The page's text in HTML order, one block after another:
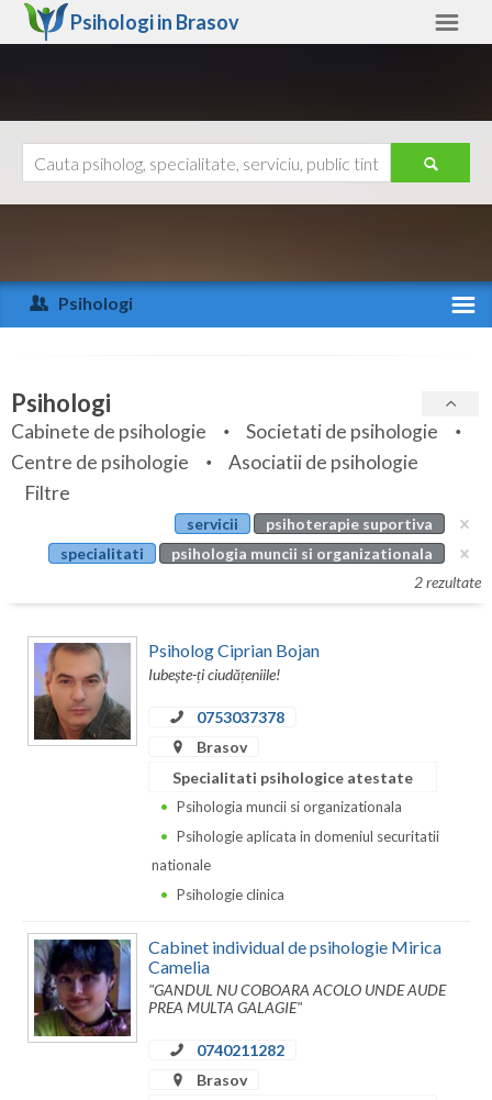
Psihologi in Brasov
Arad
Arges
Bihor
Bistrita-Nasaud
Botosani
Braila
Bucuresti
Buzau
Calarasi
Dambovita
Dolj
Galati
Ajutor
Psihologi
Specialitati
Servicii
Articole
Psihologi
Cabinete de psihologie
Societati de psihologie
Centre de psihologie
Asociatii de psihologie
Filtre
servicii
psihoterapie suportiva
specialitati
psihologia muncii si organizationala
2 rezultate
Psiholog Ciprian Bojan
Iubește-ți ciudățeniile!
0753037378
Brasov
Specialitati psihologice atestate
Psihologia muncii si organizationala
Psihologie aplicata in domeniul securitatii
nationale
Psihologie clinica
Cabinet individual de psihologie Mirica
Camelia
"GANDUL NU COBOARA ACOLO UNDE AUDE
PREA MULTA GALAGIE"
0740211282
Brasov